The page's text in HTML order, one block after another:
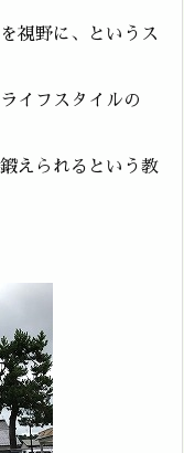
視野に、というス
イフスタイルの
えられるという教